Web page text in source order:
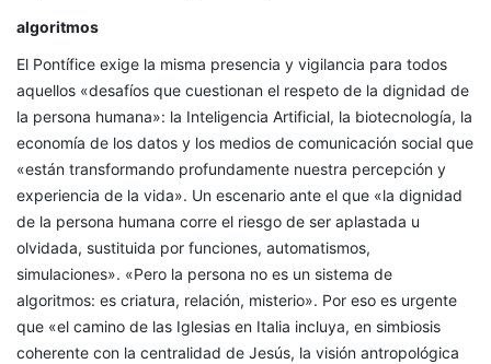
algoritmos
El Pontífice exige la misma presencia y vigilancia para todos
aquellos «desafíos que cuestionan el respeto de la dignidad de
la persona humana»: la Inteligencia Artificial, la biotecnología, la
economía de los datos y los medios de comunicación social que
«están transformando profundamente nuestra percepción y
experiencia de la vida». Un escenario ante el que «la dignidad
de la persona humana corre el riesgo de ser aplastada u
olvidada, sustituida por funciones, automatismos,
simulaciones». «Pero la persona no es un sistema de
algoritmos: es criatura, relación, misterio». Por eso es urgente
que «el camino de las Iglesias en Italia incluya, en simbiosis
coherente con la centralidad de Jesús, la visión antropológica